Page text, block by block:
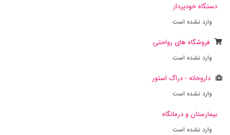
دستگاه خودپرداز
وارد نشده است
فروشگاه های رواحتی
وارد نشده است
داروخانه - دراگ استور
وارد نشده است
بیمارستان و درمانگاه
وارد نشده است